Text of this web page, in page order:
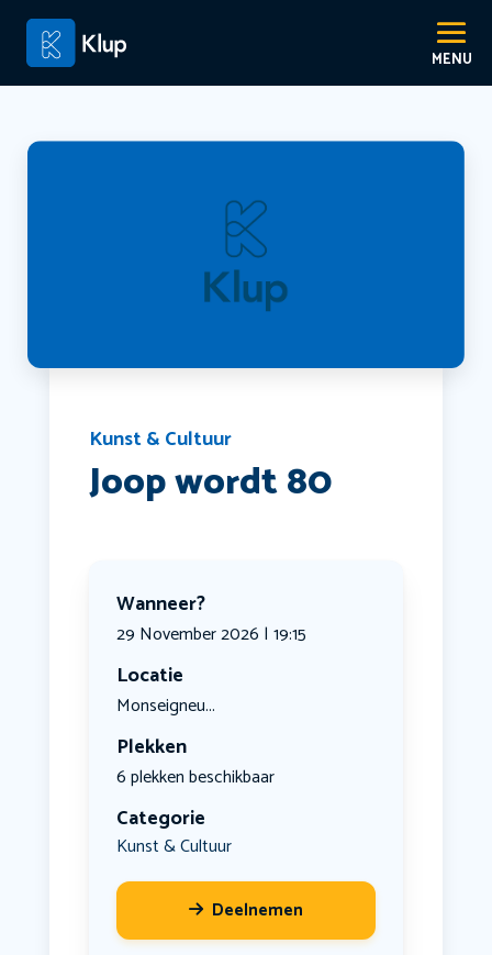
Kunst & Cultuur
Joop wordt 80
Wanneer?
29 November 2026 | 19:15
Locatie
Monseigneu...
Plekken
6 plekken beschikbaar
Categorie
Kunst & Cultuur
Deelnemen